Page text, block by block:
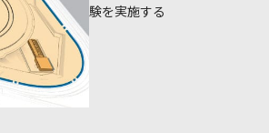
験を実施する